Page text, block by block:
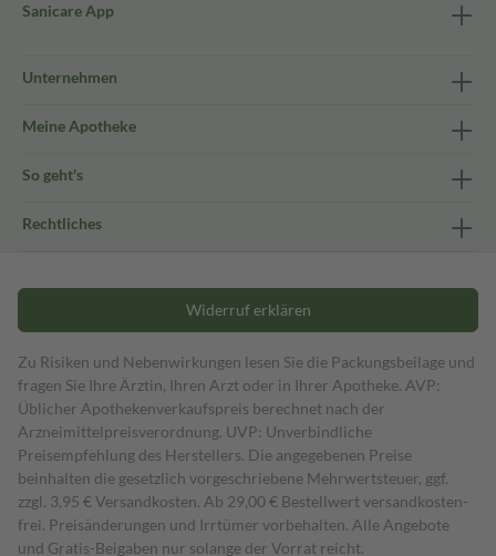
Sanicare App
Unternehmen
Meine Apotheke
So geht's
Rechtliches
Widerruf erklären
Zu Risiken und Nebenwirkungen lesen Sie die Packungsbeilage und
fragen Sie Ihre Ärztin, Ihren Arzt oder in Ihrer Apotheke. AVP:
Üblicher Apothekenverkaufspreis berechnet nach der
Arzneimittelpreisverordnung. UVP: Unverbindliche
Preisempfehlung des Herstellers. Die angegebenen Preise
beinhalten die gesetzlich vorgeschriebene Mehrwertsteuer, ggf.
zzgl. 3,95 € Versandkosten. Ab 29,00 € Bestell­wert versand­kosten­
frei. Preisänderungen und Irrtümer vorbehalten. Alle Angebote
und Gratis-Beigaben nur solange der Vorrat reicht.